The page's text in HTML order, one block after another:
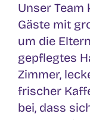
Unser
Gäste mit
um die
gepflegtes
Zimmer,
frischer
bei, dass